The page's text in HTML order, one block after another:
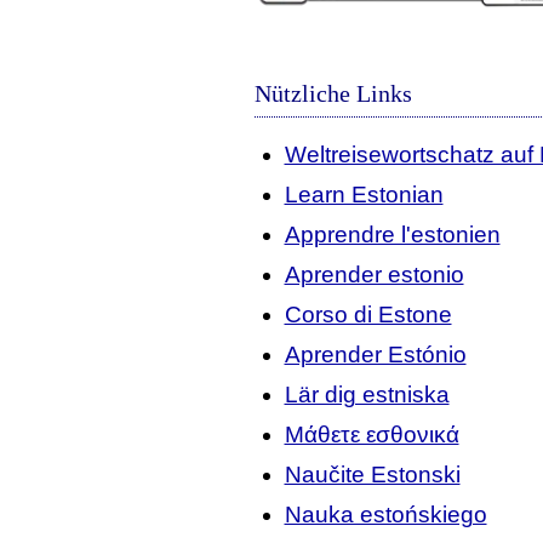
Nützliche Links
Weltreisewortschatz auf
Learn Estonian
Apprendre l'estonien
Aprender estonio
Corso di Estone
Aprender Estónio
Lär dig estniska
Μάθετε εσθονικά
Naučite Estonski
Nauka estońskiego